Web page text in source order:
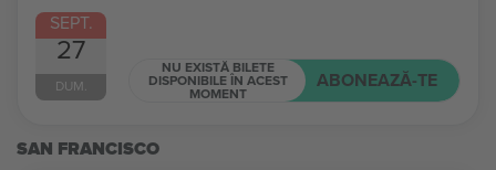
SEPT.
27
DUM.
NU EXISTĂ BILETE
DISPONIBILE ÎN ACEST
MOMENT
ABONEAZĂ-TE
SAN FRANCISCO